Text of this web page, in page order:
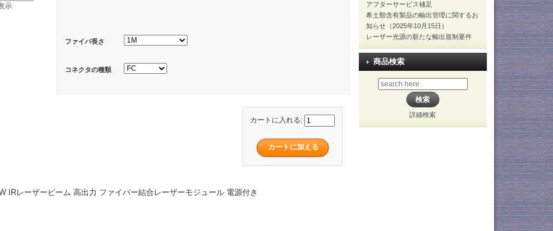
示
ファイバ長さ
コネクタの種類
カートに入れる:
IRレーザービーム 高出力 ファイバー結合レーザーモジュール 電源付き
アフターサービス補足
希土類含有製品の輸出管理に関するお
知らせ（2025年10月15日）
レーザー光源の新たな輸出規制要件
商品検索
詳細検索